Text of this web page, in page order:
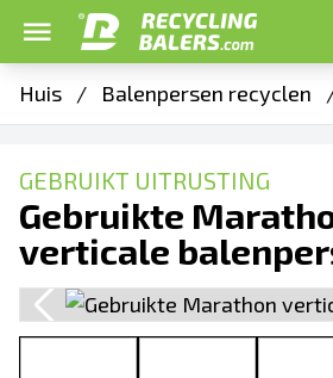
Huis / Balenpersen recyclen
GEBRUIKT UITRUSTING
Gebruikte
verticale